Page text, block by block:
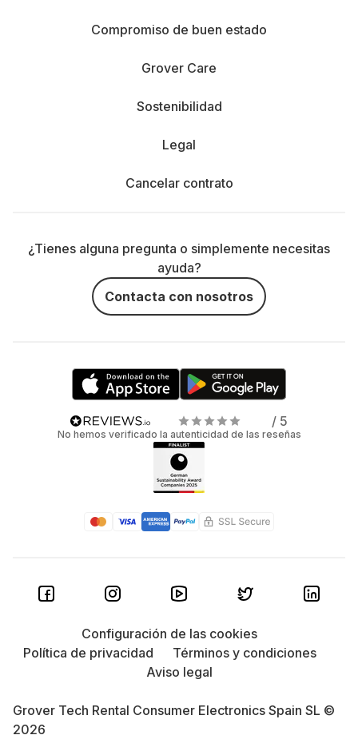
Compromiso de buen estado
Grover Care
Sostenibilidad
Legal
Cancelar contrato
¿Tienes alguna pregunta o simplemente necesitas
ayuda?
Contacta con nosotros
/ 5
No hemos verificado la autenticidad de las reseñas
Grover Tech Rental Consumer Electronics Spain SL ©
2026
Configuración de las cookies
Política de privacidad
Términos y condiciones
Aviso legal